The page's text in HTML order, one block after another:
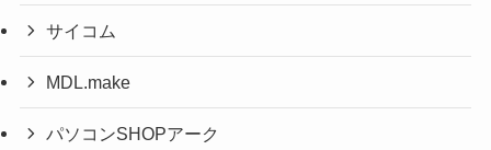
サイコム
MDL.make
パソコンSHOPアーク